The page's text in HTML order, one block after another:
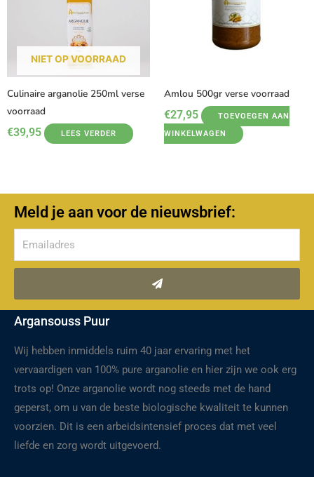
NIET OP VOORRAAD
Culinaire arganolie 250ml verse
voorraad
€39,95 LEES VERDER
Amlou 500gr verse voorraad
€27,95
TOEVOEGEN AAN
WINKELWAGEN
Meld je aan voor de nieuwsbrief:
Verzenden
Argansouss Puur
Wij hebben inmiddels ruim 40 jaar ervaring met het
vervaardigen van 100% pure arganolie en hier zijn we ook erg
trots op! Onze arganolie wordt nog steeds met de hand
geperst, om u van de beste biologische kwaliteit te kunnen
voorzien. Dit is een arbeidsintensief proces dat met veel
liefde en zorg wordt uitgevoerd.